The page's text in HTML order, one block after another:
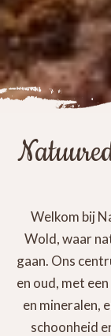
Welkom bij
Wold, waar
gaan. Ons
en oud, met
en mineralen,
schoonheid